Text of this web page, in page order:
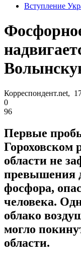
Вступление
Корреспондент.net,
0
96
Первые
Гороховском
области не
превышения
фосфора,
человека.
облако
могло
области.